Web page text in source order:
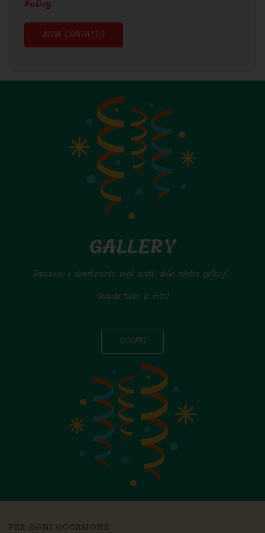
Policy.
INVIA CONTATTO
GALLERY
Emozioni e divertimento negli scatti della nostra gallery!
Guarda tutte le foto!
SCOPRI
PER OGNI OCCASIONE